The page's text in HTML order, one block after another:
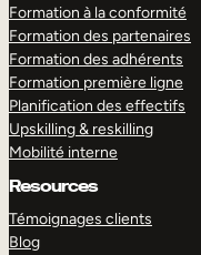
Formation à la conformité
Formation des partenaires
Formation des adhérents
Formation première ligne
Planification des effectifs
Upskilling & reskilling
Mobilité interne
Resources
Témoignages clients
Blog